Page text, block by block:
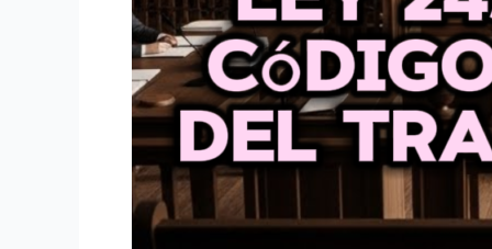
y
de
la
Seguridad
Social
(texto
completo
y